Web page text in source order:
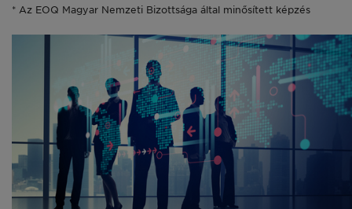
* Az EOQ Magyar Nemzeti Bizottsága által minősített képzés